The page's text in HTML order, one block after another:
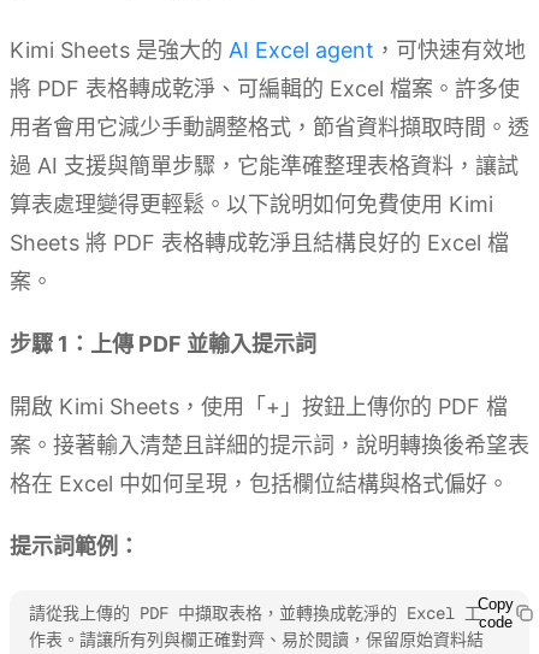
Kimi Sheets 是強大的 AI Excel agent ，可快速有效地
將 PDF 表格轉成乾淨、可編輯的 Excel 檔案。許多使
用者會用它減少手動調整格式，節省資料擷取時間。透
過 AI 支援與簡單步驟，它能準確整理表格資料，讓試
算表處理變得更輕鬆。以下說明如何免費使用 Kimi
Sheets 將 PDF 表格轉成乾淨且結構良好的 Excel 檔
案。
步驟 1：上傳 PDF 並輸入提示詞
開啟 Kimi Sheets，使用「+」按鈕上傳你的 PDF 檔
案。接著輸入清楚且詳細的提示詞，說明轉換後希望表
格在 Excel 中如何呈現，包括欄位結構與格式偏好。
提示詞範例：
請從我上傳的 PDF 中擷取表格，並轉換成乾淨的 Excel 工
作表。請讓所有列與欄正確對齊、易於閱讀，保留原始資料結
Copy
code